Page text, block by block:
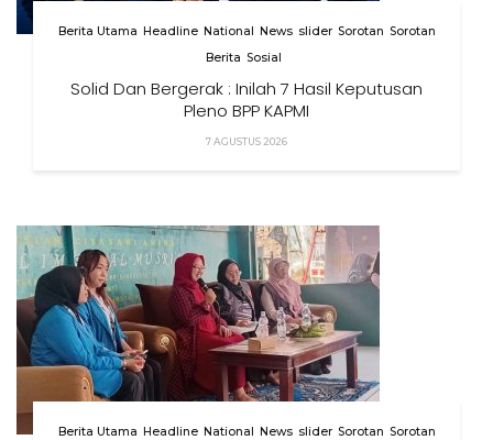
Berita Utama Headline National News slider Sorotan Sorotan
Berita Sosial
Solid Dan Bergerak : Inilah 7 Hasil Keputusan
Pleno BPP KAPMI
7 AGUSTUS 2026
Berita Utama Headline National News slider Sorotan Sorotan